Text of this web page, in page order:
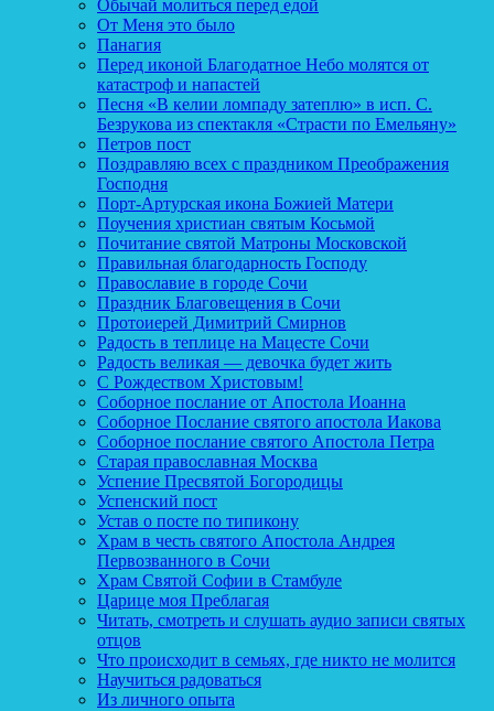
Обычай молиться перед едой
От Меня это было
Панагия
Перед иконой Благодатное Небо молятся от
катастроф и напастей
Песня «В келии ломпаду затеплю» в исп. С.
Безрукова из спектакля «Страсти по Емельяну»
Петров пост
Поздравляю всех с праздником Преображения
Господня
Порт-Артурская икона Божией Матери
Поучения христиан святым Косьмой
Почитание святой Матроны Московской
Правильная благодарность Господу
Православие в городе Сочи
Праздник Благовещения в Сочи
Протоиерей Димитрий Смирнов
Радость в теплице на Мацесте Сочи
Радость великая — девочка будет жить
С Рождеством Христовым!
Соборное послание от Апостола Иоанна
Соборное Послание святого апостола Иакова
Соборное послание святого Апостола Петра
Старая православная Москва
Успение Пресвятой Богородицы
Успенский пост
Устав о посте по типикону
Храм в честь святого Апостола Андрея
Первозванного в Сочи
Храм Святой Софии в Стамбуле
Царице моя Преблагая
Читать, смотреть и слушать аудио записи святых
отцов
Что происходит в семьях, где никто не молится
Научиться радоваться
Из личного опыта